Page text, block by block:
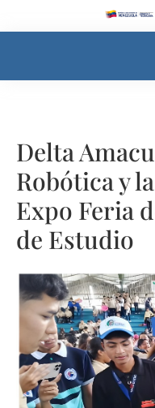
Delta
Robótica y
Expo Feria
de Estudio